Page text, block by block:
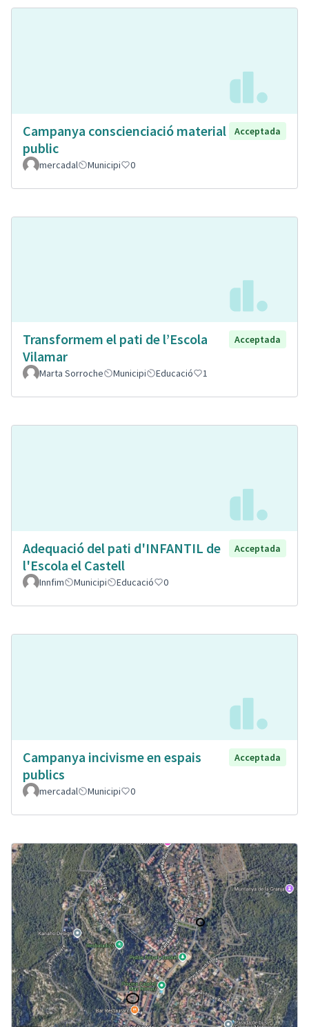
Campanya conscienciació material
public
Acceptada
mercadal Municipi 0
Transformem el pati de l’Escola
Vilamar
Acceptada
Marta Sorroche Municipi Educació 1
Adequació del pati d'INFANTIL de
l'Escola el Castell
Acceptada
Innfim Municipi Educació 0
Campanya incivisme en espais
publics
Acceptada
mercadal Municipi 0